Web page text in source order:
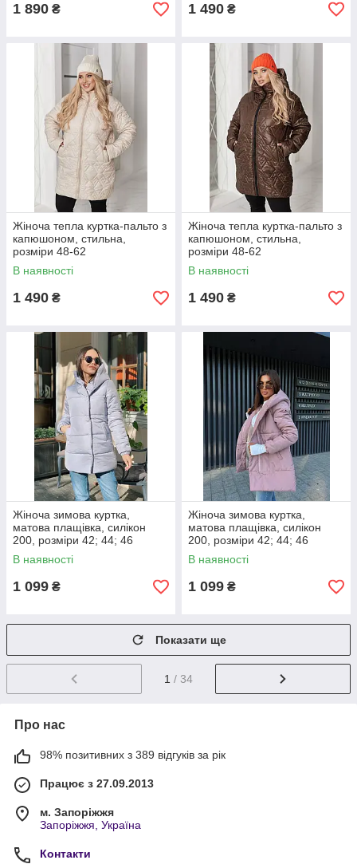
1 890 ₴ 1 490 ₴
Жіноча тепла куртка-пальто з
капюшоном, стильна,
розміри 48-62
В наявності
1 490 ₴
Жіноча тепла куртка-пальто з
капюшоном, стильна,
розміри 48-62
В наявності
1 490 ₴
Жіноча зимова куртка,
матова плащівка, силікон
200, розміри 42; 44; 46
В наявності
1 099 ₴
Жіноча зимова куртка,
матова плащівка, силікон
200, розміри 42; 44; 46
В наявності
1 099 ₴
Показати ще
1 / 34
Про нас
98% позитивних з 389 відгуків за рік
Працює з 27.09.2013
м. Запоріжжя
Запоріжжя, Україна
Контакти